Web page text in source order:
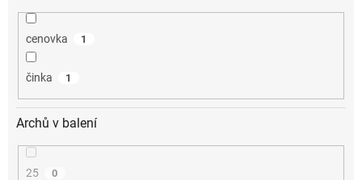
cenovka 1
činka 1
Archů v balení
25 0